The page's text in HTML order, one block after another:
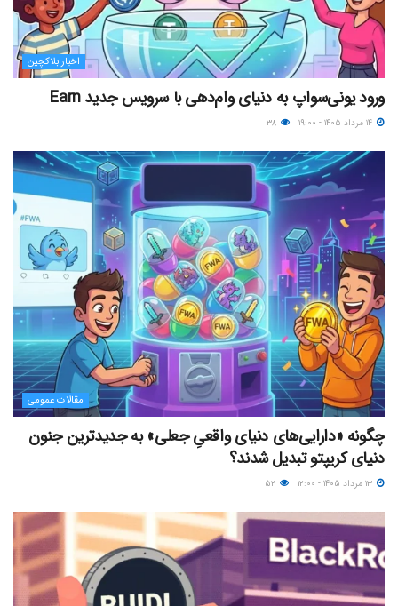
اخبار بلاکچین
ورود یونی‌سواپ به دنیای وام‌دهی با سرویس جدید Earn
مقالات عمومی
چگونه «دارایی‌های دنیای واقعیِ جعلی» به جدیدترین جنون
دنیای کریپتو تبدیل شدند؟